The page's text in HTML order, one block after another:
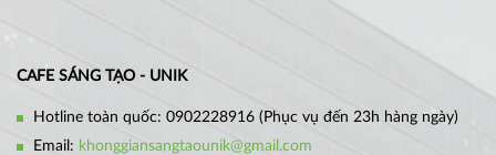
CAFE SÁNG TẠO - UNIK
Hotline toàn quốc: 0902228916 (Phục vụ đến 23h hàng ngày)
Email: khonggiansangtaounik@gmail.com